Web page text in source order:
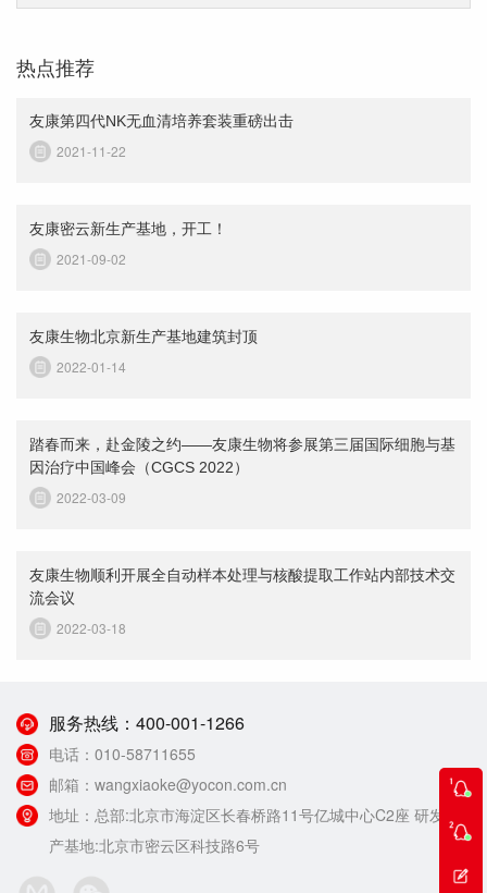
热点推荐
友康第四代NK无血清培养套装重磅出击
2021-11-22
友康密云新生产基地，开工！
2021-09-02
友康生物北京新生产基地建筑封顶
2022-01-14
踏春而来，赴金陵之约——友康生物将参展第三届国际细胞与基
因治疗中国峰会（CGCS 2022）
2022-03-09
友康生物顺利开展全自动样本处理与核酸提取工作站内部技术交
流会议
2022-03-18
服务热线： 400-001-1266
电话： 010-58711655
邮箱： wangxiaoke@yocon.com.cn
地址： 总部:北京市海淀区长春桥路11号亿城中心C2座 研发生
产基地:北京市密云区科技路6号